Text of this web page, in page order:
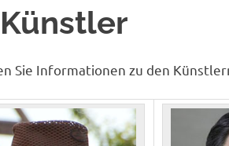
Sie Informationen zu den